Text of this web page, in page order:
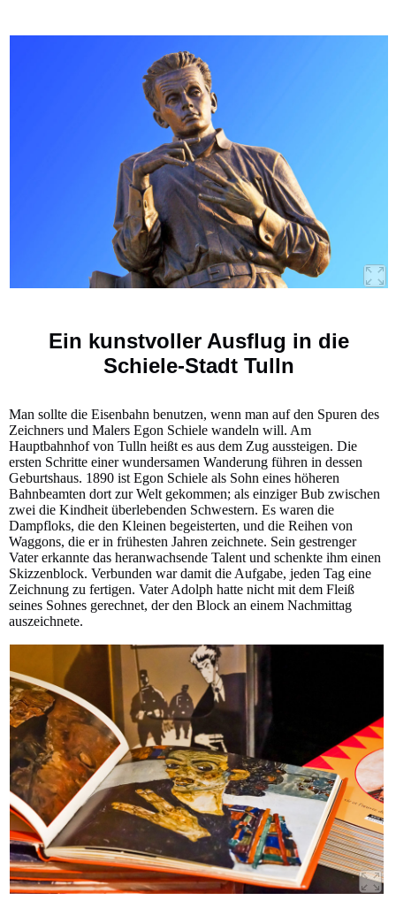
Ein kunstvoller Ausflug in die
Schiele-Stadt Tulln
Man sollte die Eisenbahn benutzen, wenn man auf den Spuren des
Zeichners und Malers Egon Schiele wandeln will. Am
Hauptbahnhof von Tulln heißt es aus dem Zug aussteigen. Die
ersten Schritte einer wundersamen Wanderung führen in dessen
Geburtshaus. 1890 ist Egon Schiele als Sohn eines höheren
Bahnbeamten dort zur Welt gekommen; als einziger Bub zwischen
zwei die Kindheit überlebenden Schwestern. Es waren die
Dampfloks, die den Kleinen begeisterten, und die Reihen von
Waggons, die er in frühesten Jahren zeichnete. Sein gestrenger
Vater erkannte das heranwachsende Talent und schenkte ihm einen
Skizzenblock. Verbunden war damit die Aufgabe, jeden Tag eine
Zeichnung zu fertigen. Vater Adolph hatte nicht mit dem Fleiß
seines Sohnes gerechnet, der den Block an einem Nachmittag
auszeichnete.